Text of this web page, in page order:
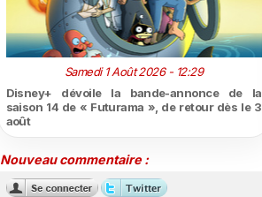
Samedi 1 Août 2026 - 12:29
Disney+ dévoile la bande-annonce de la
saison 14 de « Futurama », de retour dès le 3
août
Nouveau commentaire :